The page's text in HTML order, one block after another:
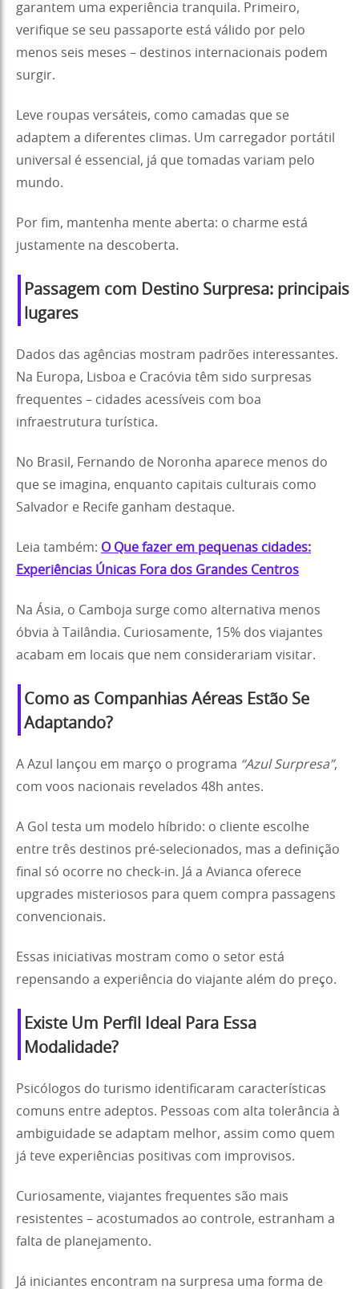
garantem uma experiência tranquila. Primeiro,
verifique se seu passaporte está válido por pelo
menos seis meses – destinos internacionais podem
surgir.
Leve roupas versáteis, como camadas que se
adaptem a diferentes climas. Um carregador portátil
universal é essencial, já que tomadas variam pelo
mundo.
Por fim, mantenha mente aberta: o charme está
justamente na descoberta.
Passagem com Destino Surpresa: principais
lugares
Dados das agências mostram padrões interessantes.
Na Europa, Lisboa e Cracóvia têm sido surpresas
frequentes – cidades acessíveis com boa
infraestrutura turística.
No Brasil, Fernando de Noronha aparece menos do
que se imagina, enquanto capitais culturais como
Salvador e Recife ganham destaque.
Leia também: O Que fazer em pequenas cidades:
Experiências Únicas Fora dos Grandes Centros
Na Ásia, o Camboja surge como alternativa menos
óbvia à Tailândia. Curiosamente, 15% dos viajantes
acabam em locais que nem considerariam visitar.
Como as Companhias Aéreas Estão Se
Adaptando?
A Azul lançou em março o programa “Azul Surpresa”,
com voos nacionais revelados 48h antes.
A Gol testa um modelo híbrido: o cliente escolhe
entre três destinos pré-selecionados, mas a definição
final só ocorre no check-in. Já a Avianca oferece
upgrades misteriosos para quem compra passagens
convencionais.
Essas iniciativas mostram como o setor está
repensando a experiência do viajante além do preço.
Existe Um Perfil Ideal Para Essa
Modalidade?
Psicólogos do turismo identificaram características
comuns entre adeptos. Pessoas com alta tolerância à
ambiguidade se adaptam melhor, assim como quem
já teve experiências positivas com improvisos.
Curiosamente, viajantes frequentes são mais
resistentes – acostumados ao controle, estranham a
falta de planejamento.
Já iniciantes encontram na surpresa uma forma de